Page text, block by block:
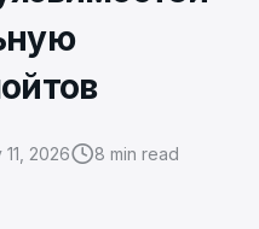
2026 8 min read